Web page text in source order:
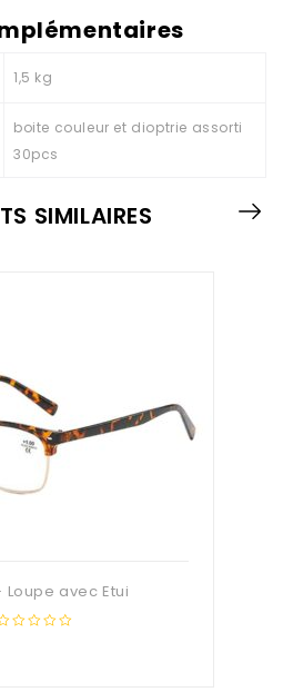
1,5 kg
boite couleur et dioptrie assorti
30pcs
SIMILAIRES
Loupe avec Etui